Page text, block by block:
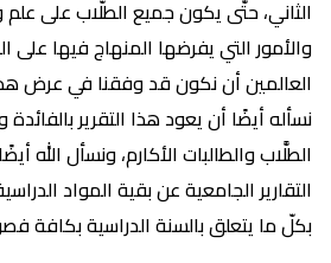
الثاني، حتَّى يكون جميع الطلّاب على علم
والأمور التي يفرضها المنهاج فيها على
العالمين أن نكون قد وفقنا في عرض هذا
نسأله أيضًا أن يعود هذا التقرير
الطلَّاب والطالبات الأكارم، ونسأل الله
التقارير الجامعية عن بقية المواد
بكلّ ما يتعلق بالسنة الدراسية بكافة